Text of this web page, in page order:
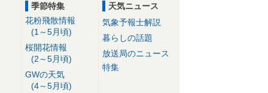
季節特集
花粉飛散情報
(1～5月頃)
桜開花情報
(2～5月頃)
GWの天気
(4～5月頃)
天気ニュース
気象予報士解説
暮らしの話題
放送局のニュース
特集